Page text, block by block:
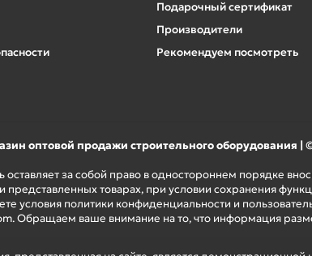
Подарочный сертификат
Производители
Рекомендуем посмотреть
оптовой продажи строительного
оставляет за собой право в одностороннем порядке
представленных товарах, при условии сохранения
условия политики конфиденциальности и
Обращаем ваше внимание на то, что информация